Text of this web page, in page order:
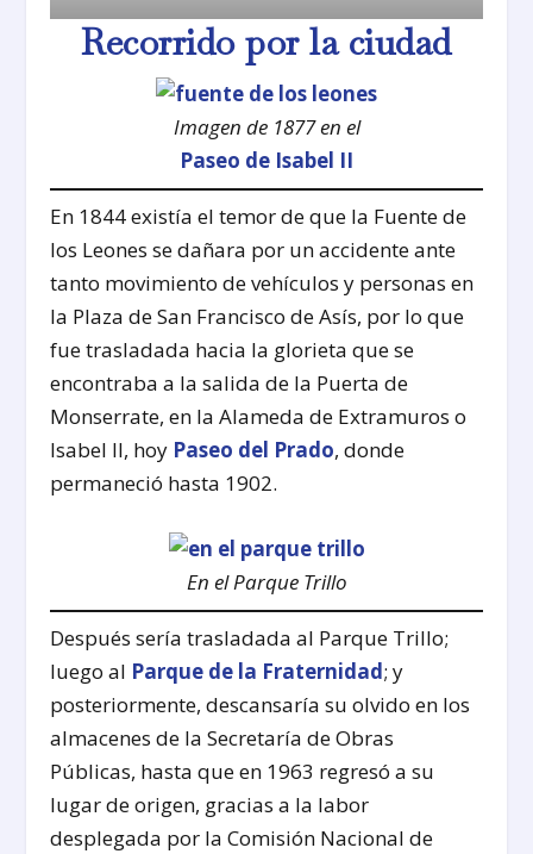
Recorrido por la ciudad
Imagen de 1877 en el
Paseo de Isabel II
En 1844 existía el temor de que la Fuente de
los Leones se dañara por un accidente ante
tanto movimiento de vehículos y personas en
la Plaza de San Francisco de Asís, por lo que
fue trasladada hacia la glorieta que se
encontraba a la salida de la Puerta de
Monserrate, en la Alameda de Extramuros o
Isabel II, hoy Paseo del Prado, donde
permaneció hasta 1902.
En el Parque Trillo
Después sería trasladada al Parque Trillo;
luego al Parque de la Fraternidad; y
posteriormente, descansaría su olvido en los
almacenes de la Secretaría de Obras
Públicas, hasta que en 1963 regresó a su
lugar de origen, gracias a la labor
desplegada por la Comisión Nacional de